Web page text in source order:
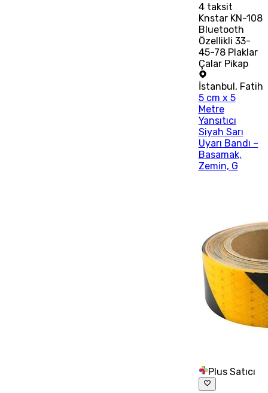
4taksit
Knstar KN-108
Bluetooth
Özellikli 33-
45-78 Plaklar
Çalar Pikap
İstanbul, Fatih
5 cm x 5
Metre
Yansıtıcı
Siyah Sarı
Uyarı Bandı –
Basamak,
Zemin, G
Plus Satıcı